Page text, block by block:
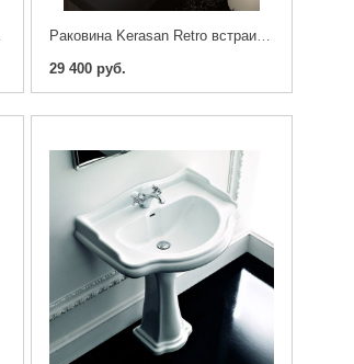
29 400 руб.